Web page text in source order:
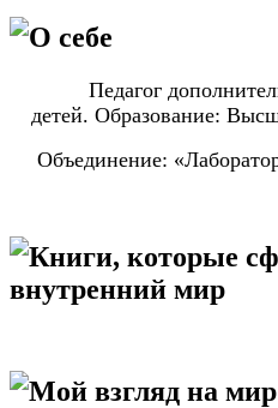
О себе
Педагог
детей. Образование:
Объединение:
Книги, которые
внутренний мир
Мой взгляд на мир